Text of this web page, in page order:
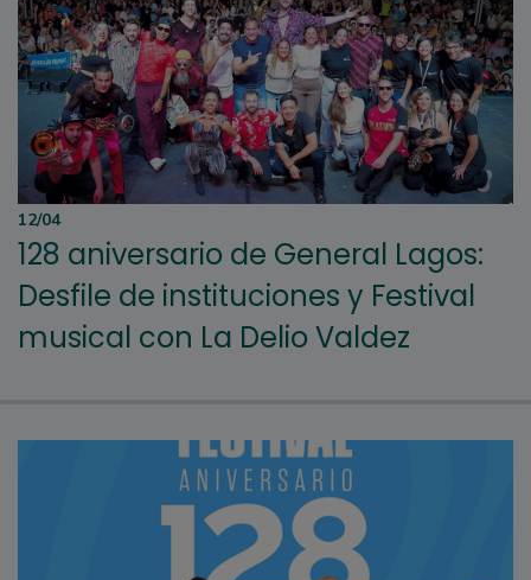
12/04
128 aniversario de General Lagos:
Desfile de instituciones y Festival
musical con La Delio Valdez